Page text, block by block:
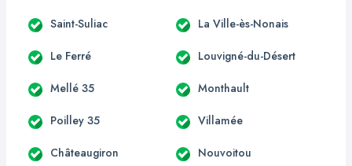
Saint-Suliac La Ville-ès-Nonais
Le Ferré Louvigné-du-Désert
Mellé 35 Monthault
Poilley 35 Villamée
Châteaugiron Nouvoitou